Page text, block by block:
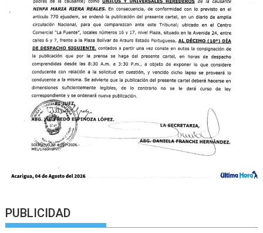
PUBLICIDAD